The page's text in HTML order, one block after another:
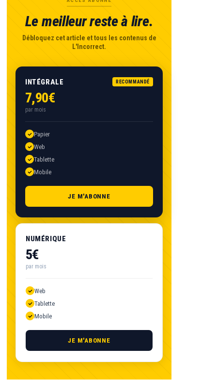
Le meilleur reste à lire.
Débloquez cet article et tous les contenus de
L'Incorrect.
INTÉGRALE RECOMMANDÉ
7,90€
par mois
Papier
Web
Tablette
Mobile
JE M'ABONNE
NUMÉRIQUE
5€
par mois
Web
Tablette
Mobile
JE M'ABONNE